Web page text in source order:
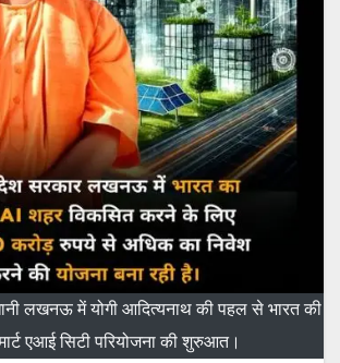
लखनऊ में योगी आदित्यनाथ की पहल से भारत की
एआई सिटी परियोजना की शुरुआत।